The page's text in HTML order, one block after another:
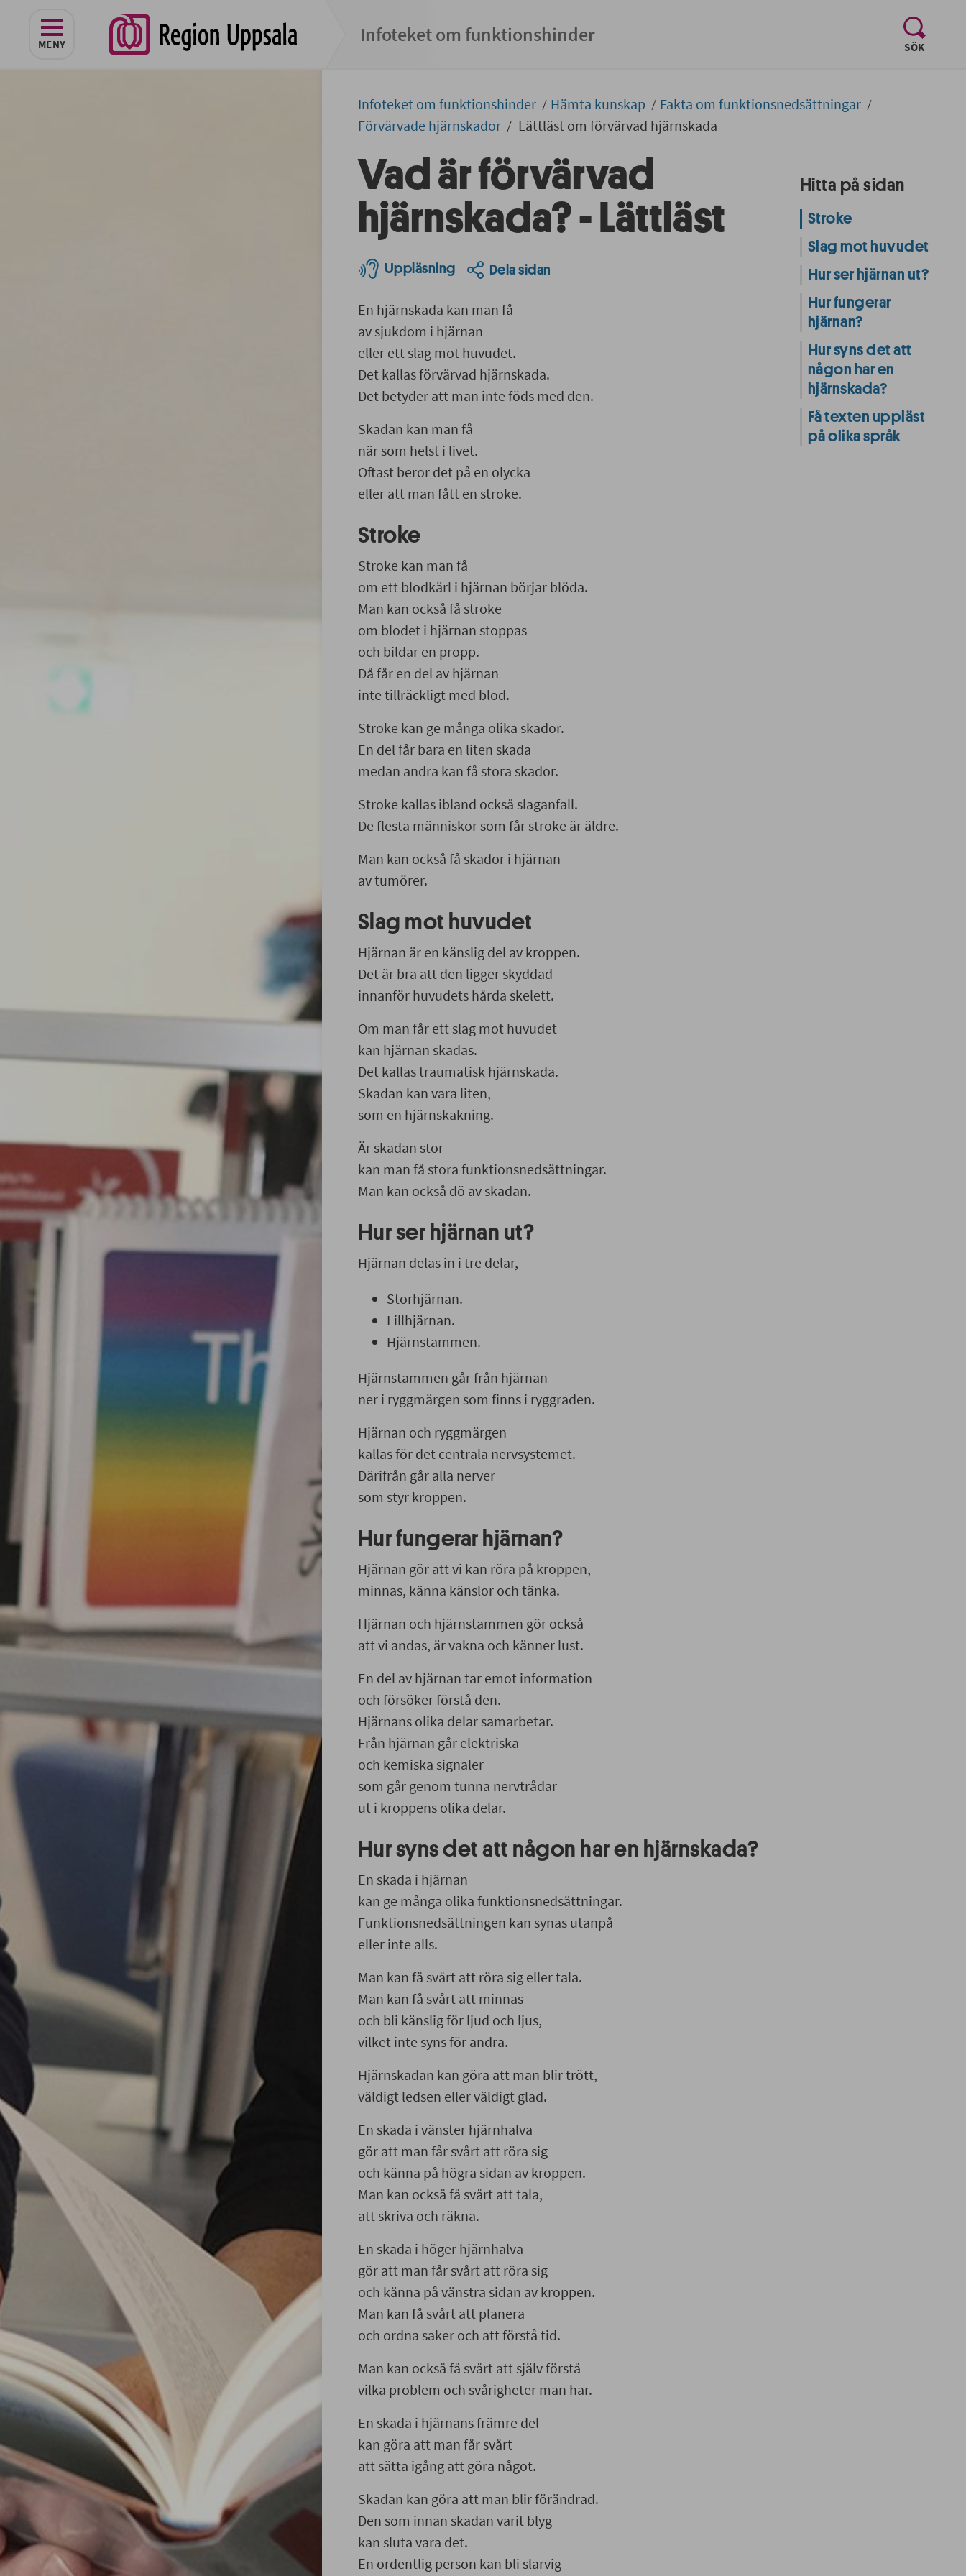
MENY
navigeringen Infoteket om funktionshinder
SÖK
, visa
Infoteket om funktionshinder Hämta kunskap
Fakta om funktionsnedsättningar
Förvärvade hjärnskador
Lättläst om förvärvad hjärnskada
Vad är förvärvad
hjärnskada? - Lättläst
Uppläsning Dela sidan
En hjärnskada kan man få
av sjukdom i hjärnan
eller ett slag mot huvudet.
Det kallas förvärvad hjärnskada.
Det betyder att man inte föds med den.
Skadan kan man få
när som helst i livet.
Oftast beror det på en olycka
eller att man fått en stroke.
Stroke
Stroke kan man få
om ett blodkärl i hjärnan börjar blöda.
Man kan också få stroke
om blodet i hjärnan stoppas
och bildar en propp.
Då får en del av hjärnan
inte tillräckligt med blod.
Stroke kan ge många olika skador.
En del får bara en liten skada
medan andra kan få stora skador.
Stroke kallas ibland också slaganfall.
De flesta människor som får stroke är äldre.
Man kan också få skador i hjärnan
av tumörer.
Slag mot huvudet
Hjärnan är en känslig del av kroppen.
Det är bra att den ligger skyddad
innanför huvudets hårda skelett.
Om man får ett slag mot huvudet
kan hjärnan skadas.
Det kallas traumatisk hjärnskada.
Skadan kan vara liten,
som en hjärnskakning.
Är skadan stor
kan man få stora funktionsnedsättningar.
Man kan också dö av skadan.
Hur ser hjärnan ut?
Hjärnan delas in i tre delar,
Storhjärnan.
Lillhjärnan.
Hjärnstammen.
Hjärnstammen går från hjärnan
ner i ryggmärgen som finns i ryggraden.
Hjärnan och ryggmärgen
kallas för det centrala nervsystemet.
Därifrån går alla nerver
som styr kroppen.
Hur fungerar hjärnan?
Hjärnan gör att vi kan röra på kroppen,
minnas, känna känslor och tänka.
Hjärnan och hjärnstammen gör också
att vi andas, är vakna och känner lust.
En del av hjärnan tar emot information
och försöker förstå den.
Hjärnans olika delar samarbetar.
Från hjärnan går elektriska
och kemiska signaler
som går genom tunna nervtrådar
ut i kroppens olika delar.
Hur syns det att någon har en hjärnskada?
En skada i hjärnan
kan ge många olika funktionsnedsättningar.
Funktionsnedsättningen kan synas utanpå
eller inte alls.
Man kan få svårt att röra sig eller tala.
Man kan få svårt att minnas
och bli känslig för ljud och ljus,
vilket inte syns för andra.
Hjärnskadan kan göra att man blir trött,
väldigt ledsen eller väldigt glad.
En skada i vänster hjärnhalva
gör att man får svårt att röra sig
och känna på högra sidan av kroppen.
Man kan också få svårt att tala,
att skriva och räkna.
En skada i höger hjärnhalva
gör att man får svårt att röra sig
och känna på vänstra sidan av kroppen.
Man kan få svårt att planera
och ordna saker och att förstå tid.
Man kan också få svårt att själv förstå
vilka problem och svårigheter man har.
En skada i hjärnans främre del
kan göra att man får svårt
att sätta igång att göra något.
Skadan kan göra att man blir förändrad.
Den som innan skadan varit blyg
kan sluta vara det.
En ordentlig person kan bli slarvig
Hitta på sidan
Stroke
Slag mot huvudet
Hur ser hjärnan ut?
Hur fungerar
hjärnan?
Hur syns det att
någon har en
hjärnskada?
Få texten uppläst
på olika språk